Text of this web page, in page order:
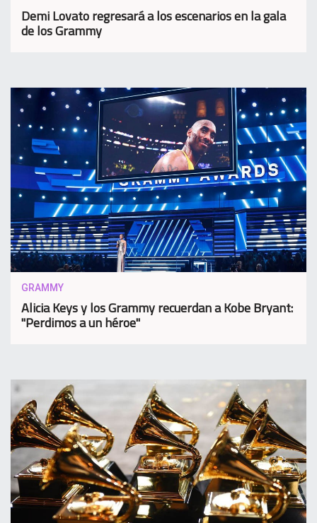
Demi Lovato regresará a los escenarios en la gala
de los Grammy
GRAMMY
Alicia Keys y los Grammy recuerdan a Kobe Bryant:
"Perdimos a un héroe"